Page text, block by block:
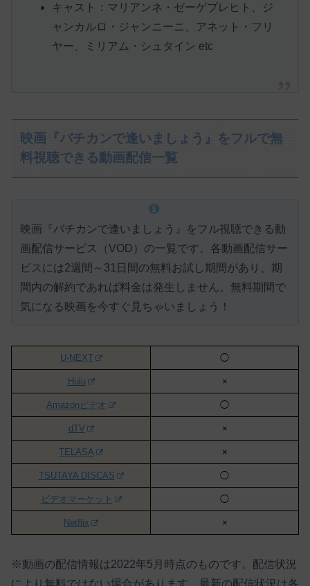
キャスト：マリアンネ・ゼーゲブレヒト、ジ
ャンカルロ・ジャンニーニ、アネット・フリ
ヤー、ミリアム・シュタイン etc
映画『バチカンで逢いましょう』をフルで無
料視聴できる動画配信一覧
映画『バチカンで逢いましょう』をフル視聴できる動
画配信サービス（VOD）の一覧です。各動画配信サー
ビスには2週間～31日間の無料お試し期間があり、期
間内の解約であれば料金は発生しません。 無料期間で
気になる映画を今すぐ見ちゃいましょう！
U-NEXT ◯
Hulu ×
Amazonビデオ ◯
dTV ×
TELASA ×
TSUTAYA DISCAS ◯
ビデオマーケット ◯
Netflix ×
※動画の配信情報は2022年5月時点のものです。配信状況
により無料ではない場合があります。最新の配信状況は各